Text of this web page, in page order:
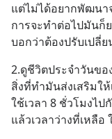
แต่ไม่ได้อยากพัฒนา
การจะทำต่อไปมันก็
บอกว่าต้องปรับเปลี่
2.ดูชีวิตประจำวันขอ
สิ่งที่ทำมันส่งเสริมใ
ใช้เวลา 8 ชั่วโมงไ
แล้วเวลาว่างที่เหลื